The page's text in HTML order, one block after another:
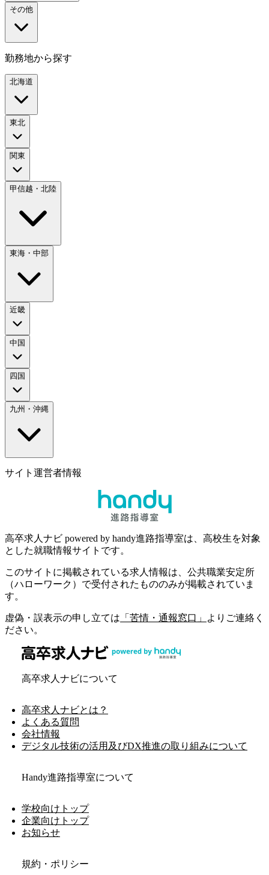
その他
勤務地から探す
北海道
東北
関東
甲信越・北陸
東海・中部
近畿
中国
四国
九州・沖縄
サイト運営者情報
高卒求人ナビ powered by handy進路指導室は、高校生を対象
とした就職情報サイトです。
このサイトに掲載されている求人情報は、公共職業安定所
（ハローワーク）で受付されたもののみが掲載されていま
す。
虚偽・誤表示の申し立ては 「苦情・通報窓口」
よりご連絡く
ださい。
高卒求人ナビについて
高卒求人ナビとは？
よくある質問
会社情報
デジタル技術の活用及びDX推進の取り組みについて
Handy進路指導室について
学校向けトップ
企業向けトップ
お知らせ
規約・ポリシー